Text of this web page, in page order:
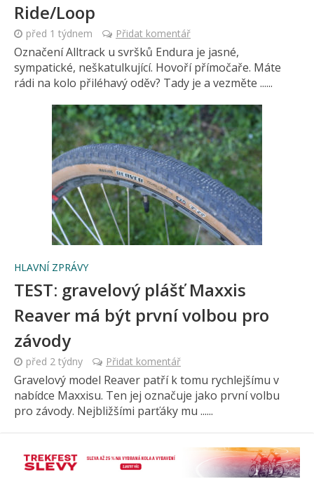
Ride/Loop
před 1 týdnem Přidat komentář
Označení Alltrack u svršků Endura je jasné,
sympatické, neškatulkující. Hovoří přímočaře. Máte
rádi na kolo přiléhavý oděv? Tady je a vezměte ......
HLAVNÍ ZPRÁVY
TEST: gravelový plášť Maxxis
Reaver má být první volbou pro
závody
před 2 týdny Přidat komentář
Gravelový model Reaver patří k tomu rychlejšímu v
nabídce Maxxisu. Ten jej označuje jako první volbu
pro závody. Nejbližšími parťáky mu ......